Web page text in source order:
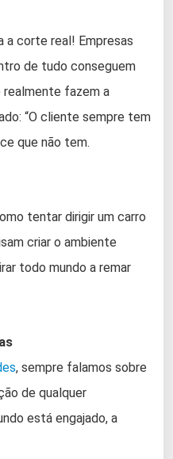
a corte real! Empresas
de tudo conseguem
fazem a
“O cliente sempre tem
que não tem.
tentar dirigir um carro
criar o ambiente
todo mundo a remar
, sempre falamos sobre
de qualquer
está engajado, a